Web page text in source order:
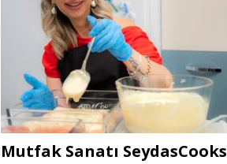
Mutfak Sanatı SeydasCooks